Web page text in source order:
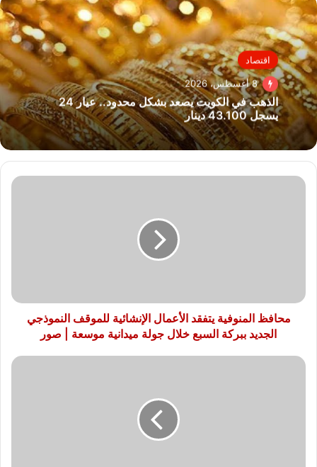
اقتصاد
8 أغسطس، 2026
الذهب في الكويت يصعد بشكل محدود.. عيار 24
يسجل 43.100 دينار
محافظ
ببركة
السبع
ميدانية
محافظ المنوفية يتفقد الأعمال الإنشائية للموقف النموذجي
الجديد ببركة السبع خلال جولة ميدانية موسعة | صور
الدولار